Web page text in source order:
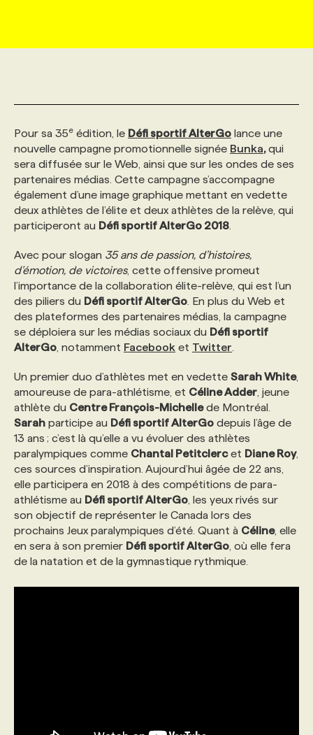
PRIX ET DISTINCTIONS
TENDANCES
GEO/SEO
ÉVÉNEMENTIEL
NOS AUTEUR‧RICES
ANNONCEZ AVEC NOUS
FAQ
ANNONCEZ AVEC NOUS
ANNONCEZ AVEC NOUS
NOS PARCOURS DE FORMATIONS
FORMATIONS PERSONNALISÉES
NOS FORMATEUR‧RICES
POURQUOI CHOISIR NOS FORMATIONS
NOS TARIFS
PROGRAMMES DE SUBVENTIONS
FAQ
ANNONCEZ AVEC NOUS
SERVICE DE CHASSE DE TÊTE
NOS TARIFS
NOS EXPERTISES
FAQ
ANNONCEZ AVEC NOUS
Pour sa 35e édition, le Défi sportif AlterGo lance une
nouvelle campagne promotionnelle signée Bunka,qui
sera diffusée sur le Web, ainsi que sur les ondes de ses
partenaires médias. Cette campagne s’accompagne
également d’une image graphique mettant en vedette
deux athlètes de l’élite et deux athlètes de la relève, qui
participeront au Défi sportif AlterGo 2018
Avec pour slogan 35 ans de passion, d’histoires,
d’émotion, de victoires, cette offensive promeut
l’importance de la collaboration élite-relève, qui est l’un
des piliers du Défi sportif AlterGo . En plus du Web et
des plateformes des partenaires médias, la campagne
se déploiera sur les médias sociaux du Défi sportif
AlterGo , notamment Facebook et Twitter
Un premier duo d’athlètes met en vedette Sarah White,
amoureuse de para-athlétisme, et Céline Adder , jeune
athlète du Centre François-Michellede Montréal.
Sarah participe au Défi sportif AlterGo depuis l’âge de
13 ans ; c’est là qu’elle a vu évoluer des athlètes
paralympiques comme Chantal Petitclercet Diane Roy,
ces sources d’inspiration. Aujourd’hui âgée de 22 ans,
elle participera en 2018 à des compétitions de para-
athlétisme au Défi sportif AlterGo , les yeux rivés sur
son objectif de représenter le Canada lors des
prochains Jeux paralympiques d’été. Quant à Céline, elle
en sera à son premier Défi sportif AlterGo , où elle fera
de la natation et de la gymnastique rythmique.